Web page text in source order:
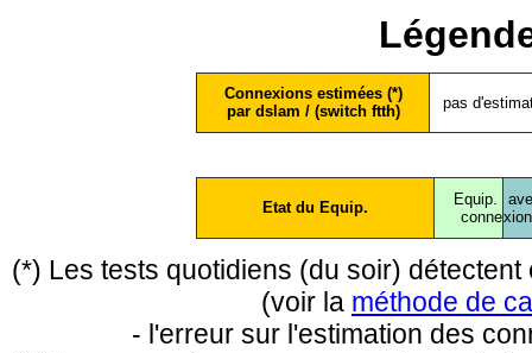
Connexions estimées (*)
par dslam / (switch ftth)
pas
Etat du Equip.
Equip.
conne
(*) Les tests quotidiens (du soir)
(voir la méthode de
- l'erreur sur l'estimation des